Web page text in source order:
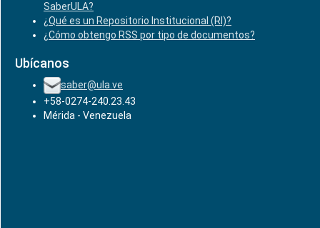
SaberULA?
¿Qué es un Repositorio Institucional (RI)?
¿Cómo obtengo RSS por tipo de documentos?
Ubícanos
saber@ula.ve
+58-0274-240.23.43
Mérida - Venezuela